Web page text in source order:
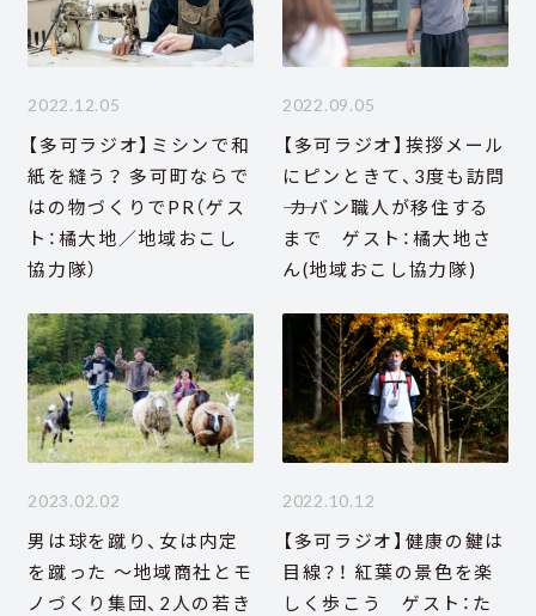
2022.12.05
【多可ラジオ】ミシンで和
紙を縫う？ 多可町ならで
はの物づくりでPR（ゲス
ト：橘大地／地域おこし
協力隊）
2022.09.05
【多可ラジオ】挨拶メール
にピンときて、3度も訪問
―― カバン職人が移住する
まで ゲスト：橘大地さ
ん(地域おこし協力隊)
2023.02.02
男は球を蹴り、女は内定
を蹴った ～地域商社とモ
ノづくり集団、2人の若き
2022.10.12
【多可ラジオ】健康の鍵は
目線？！ 紅葉の景色を楽
しく歩こう ゲスト：た